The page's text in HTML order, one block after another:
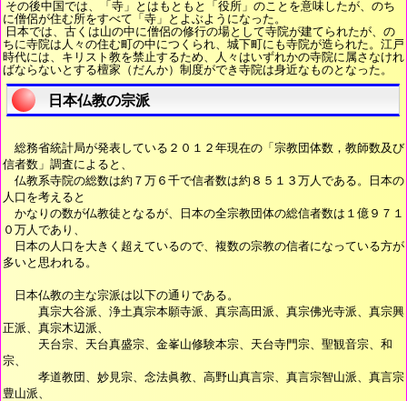
その後中国では、「寺」とはもともと「役所」のことを意味したが、のち
に僧侶が住む所をすべて「寺」とよぶようになった。
日本では、古くは山の中に僧侶の修行の場として寺院が建てられたが、の
ちに寺院は人々の住む町の中につくられ、城下町にも寺院が造られた。江戸
時代には、キリスト教を禁止するため、人々はいずれかの寺院に属さなけれ
ばならないとする檀家（だんか）制度ができ寺院は身近なものとなった。
日本仏教の宗派
総務省統計局が発表している２０１２年現在の「宗教団体数，教師数及び
信者数」調査によると、
仏教系寺院の総数は約７万６千で信者数は約８５１３万人である。日本の
人口を考えると
かなりの数が仏教徒となるが、日本の全宗教団体の総信者数は１億９７１
０万人であり、
日本の人口を大きく超えているので、複数の宗教の信者になっている方が
多いと思われる。
日本仏教の主な宗派は以下の通りである。
真宗大谷派、浄土真宗本願寺派、真宗高田派、真宗佛光寺派、真宗興
正派、真宗木辺派、
天台宗、天台真盛宗、金峯山修験本宗、天台寺門宗、聖観音宗、和
宗、
孝道教団、妙見宗、念法眞教、高野山真言宗、真言宗智山派、真言宗
豊山派、